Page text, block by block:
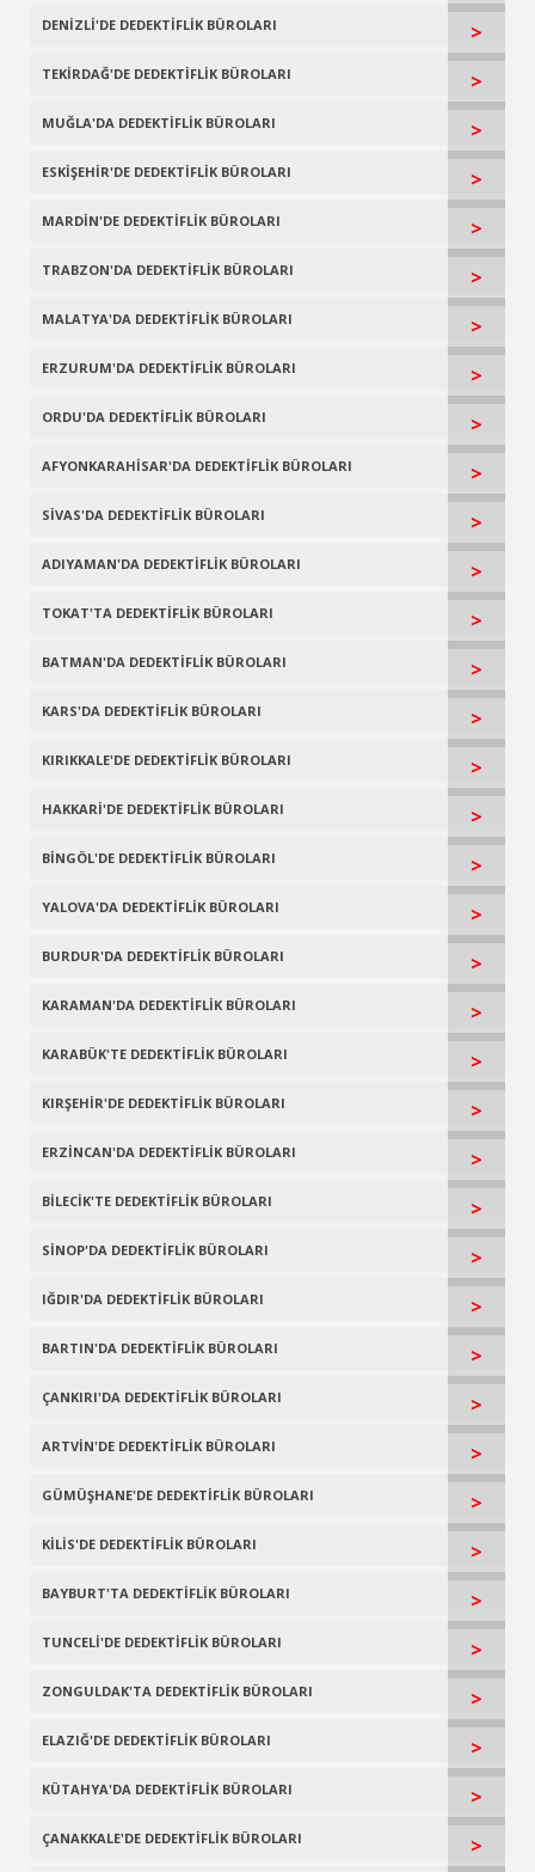
DENİZLİ'DE DEDEKTİFLİK BÜROLARI >
TEKİRDAĞ'DE DEDEKTİFLİK BÜROLARI >
MUĞLA'DA DEDEKTİFLİK BÜROLARI >
ESKİŞEHİR'DE DEDEKTİFLİK BÜROLARI >
MARDİN'DE DEDEKTİFLİK BÜROLARI >
TRABZON'DA DEDEKTİFLİK BÜROLARI >
MALATYA'DA DEDEKTİFLİK BÜROLARI >
ERZURUM'DA DEDEKTİFLİK BÜROLARI >
ORDU'DA DEDEKTİFLİK BÜROLARI >
AFYONKARAHİSAR'DA DEDEKTİFLİK BÜROLARI >
SİVAS'DA DEDEKTİFLİK BÜROLARI >
ADIYAMAN'DA DEDEKTİFLİK BÜROLARI >
TOKAT'TA DEDEKTİFLİK BÜROLARI >
BATMAN'DA DEDEKTİFLİK BÜROLARI >
KARS'DA DEDEKTİFLİK BÜROLARI >
KIRIKKALE'DE DEDEKTİFLİK BÜROLARI >
HAKKARİ'DE DEDEKTİFLİK BÜROLARI >
BİNGÖL'DE DEDEKTİFLİK BÜROLARI >
YALOVA'DA DEDEKTİFLİK BÜROLARI >
BURDUR'DA DEDEKTİFLİK BÜROLARI >
KARAMAN'DA DEDEKTİFLİK BÜROLARI >
KARABÜK'TE DEDEKTİFLİK BÜROLARI >
KIRŞEHİR'DE DEDEKTİFLİK BÜROLARI >
ERZİNCAN'DA DEDEKTİFLİK BÜROLARI >
BİLECİK'TE DEDEKTİFLİK BÜROLARI >
SİNOP'DA DEDEKTİFLİK BÜROLARI >
IĞDIR'DA DEDEKTİFLİK BÜROLARI >
BARTIN'DA DEDEKTİFLİK BÜROLARI >
ÇANKIRI'DA DEDEKTİFLİK BÜROLARI >
ARTVİN'DE DEDEKTİFLİK BÜROLARI >
GÜMÜŞHANE'DE DEDEKTİFLİK BÜROLARI >
KİLİS'DE DEDEKTİFLİK BÜROLARI >
BAYBURT'TA DEDEKTİFLİK BÜROLARI >
TUNCELİ'DE DEDEKTİFLİK BÜROLARI >
ZONGULDAK'TA DEDEKTİFLİK BÜROLARI >
ELAZIĞ'DE DEDEKTİFLİK BÜROLARI >
KÜTAHYA'DA DEDEKTİFLİK BÜROLARI >
ÇANAKKALE'DE DEDEKTİFLİK BÜROLARI >